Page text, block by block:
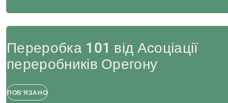
Переробка 101 від Асоціації
переробників Орегону
ПОВ'ЯЗАНО